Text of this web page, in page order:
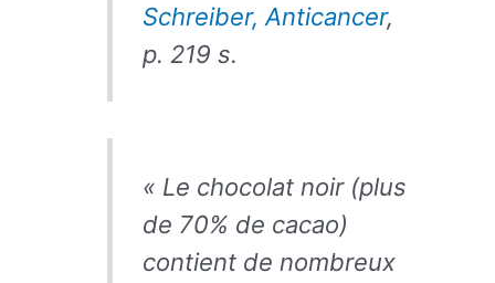
Schreiber, Anticancer,
p. 219 s.
« Le chocolat noir (plus
de 70% de cacao)
contient de nombreux